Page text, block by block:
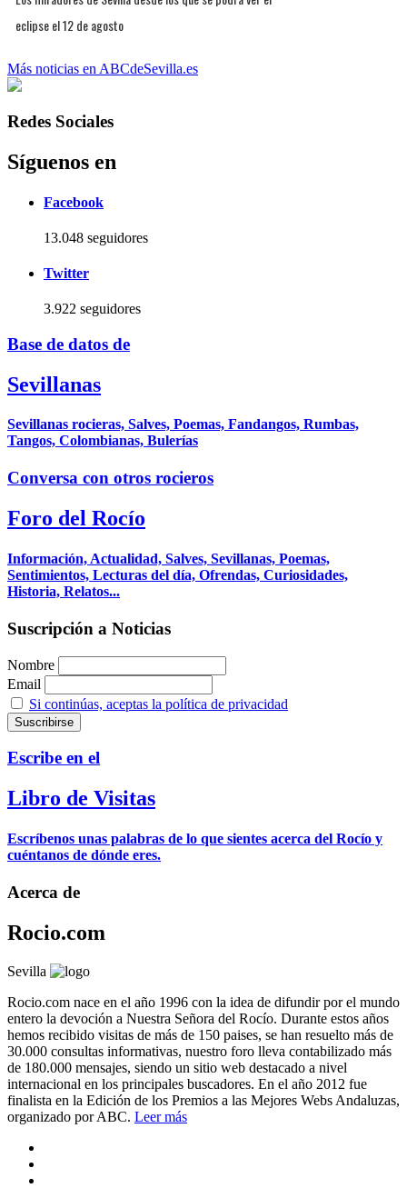
eclipse el 12 de agosto
Más noticias en ABCdeSevilla.es
Redes Sociales
Síguenos en
Facebook
13.048 seguidores
Twitter
3.922 seguidores
Base de datos de
Sevillanas
Sevillanas rocieras, Salves, Poemas, Fandangos, Rumbas,
Tangos, Colombianas, Bulerías
Conversa con otros rocieros
Foro del Rocío
Información, Actualidad, Salves, Sevillanas, Poemas,
Sentimientos, Lecturas del día, Ofrendas, Curiosidades,
Historia, Relatos...
Suscripción a Noticias
Nombre
Email
Si continúas, aceptas la política de privacidad
Escribe en el
Libro de Visitas
Escríbenos unas palabras de lo que sientes acerca del Rocío y
cuéntanos de dónde eres.
Acerca de
Rocio.com
Sevilla
Rocio.com nace en el año 1996 con la idea de difundir por el mundo
entero la devoción a Nuestra Señora del Rocío. Durante estos años
hemos recibido visitas de más de 150 paises, se han resuelto más de
30.000 consultas informativas, nuestro foro lleva contabilizado más
de 180.000 mensajes, siendo un sitio web destacado a nivel
internacional en los principales buscadores. En el año 2012 fue
finalista en la Edición de los Premios a las Mejores Webs Andaluzas,
organizado por ABC. Leer más